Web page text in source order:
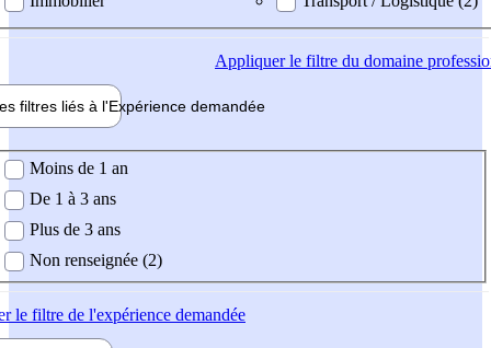
Appliquerle filtre du domaine
filtres liés à l'Expérience demandée
demandée
Moins de 1 an
De 1 à 3 ans
Plus de 3 ans
Non renseignée (2)
le filtre de l'expérience demandée